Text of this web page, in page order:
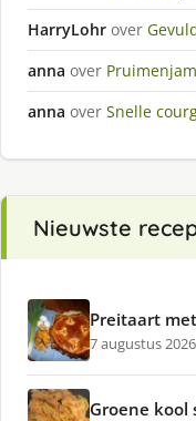
HarryLohr over
anna over
anna over Snelle
Nieuwste
Preitaart
7 augustus 2026
Groene kool